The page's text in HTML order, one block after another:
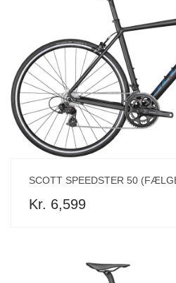
SCOTT SPEEDSTER 50
Kr. 6,599